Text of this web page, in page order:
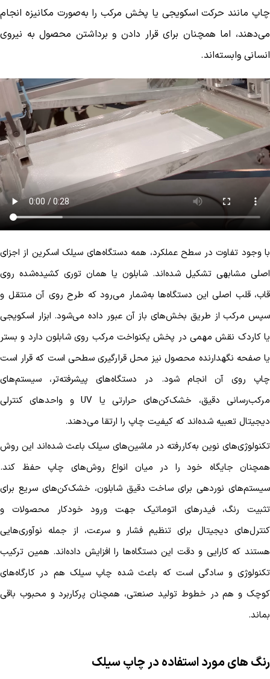
چاپ مانند حرکت اسکویجی یا پخش مرکب را به‌صورت مکانیزه انجام
می‌دهند، اما همچنان برای قرار دادن و برداشتن محصول به نیروی
انسانی وابسته‌اند.
با وجود تفاوت در سطح عملکرد، همه دستگاه‌های سیلک اسکرین از اجزای
اصلی مشابهی تشکیل شده‌اند. شابلون یا همان توری کشیده‌شده روی
قاب، قلب اصلی این دستگاه‌ها به‌شمار می‌رود که طرح روی آن منتقل و
سپس مرکب از طریق بخش‌های باز آن عبور داده می‌شود. ابزار اسکویجی
یا کاردک نقش مهمی در پخش یکنواخت مرکب روی شابلون دارد و بستر
یا صفحه نگهدارنده محصول نیز محل قرارگیری سطحی است که قرار است
چاپ روی آن انجام شود. در دستگاه‌های پیشرفته‌تر، سیستم‌های
مرکب‌رسانی دقیق، خشک‌کن‌های حرارتی یا UV و واحدهای کنترلی
دیجیتال تعبیه شده‌اند که کیفیت چاپ را ارتقا می‌دهند.
تکنولوژی‌های نوین به‌کاررفته در ماشین‌های سیلک باعث شده‌اند این روش
همچنان جایگاه خود را در میان انواع روش‌های چاپ حفظ کند.
سیستم‌های نوردهی برای ساخت دقیق شابلون، خشک‌کن‌های سریع برای
تثبیت رنگ، فیدرهای اتوماتیک جهت ورود خودکار محصولات و
کنترل‌های دیجیتال برای تنظیم فشار و سرعت، از جمله نوآوری‌هایی
هستند که کارایی و دقت این دستگاه‌ها را افزایش داده‌اند. همین ترکیب
تکنولوژی و سادگی است که باعث شده چاپ سیلک هم در کارگاه‌های
کوچک و هم در خطوط تولید صنعتی، همچنان پرکاربرد و محبوب باقی
بماند.
رنگ های مورد استفاده در چاپ سیلک